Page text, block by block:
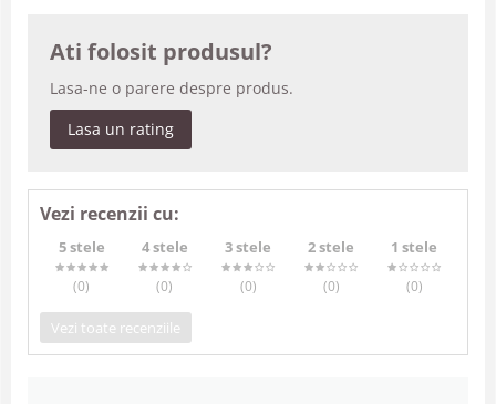
Ati folosit produsul?
Lasa-ne o parere despre produs.
Lasa un rating
Vezi recenzii cu:
5 stele
(0)
4 stele
(0)
3 stele
(0)
2 stele
(0)
1 stele
(0)
Vezi toate recenziile